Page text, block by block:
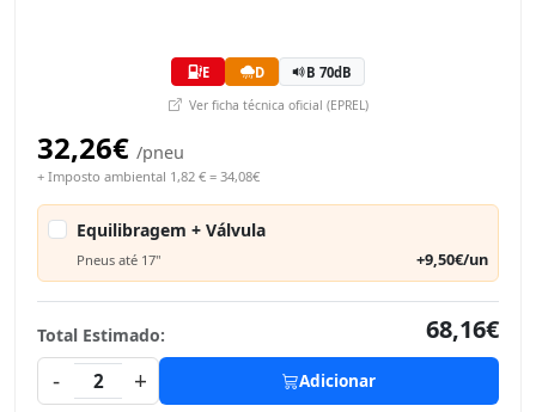
E D B 70dB
Ver ficha técnica oficial (EPREL)
32,26€ /pneu
+ Imposto ambiental 1,82 € = 34,08€
Equilibragem + Válvula
Pneus até 17" +9,50€/un
Total Estimado:
68,16€
-
2 + Adicionar